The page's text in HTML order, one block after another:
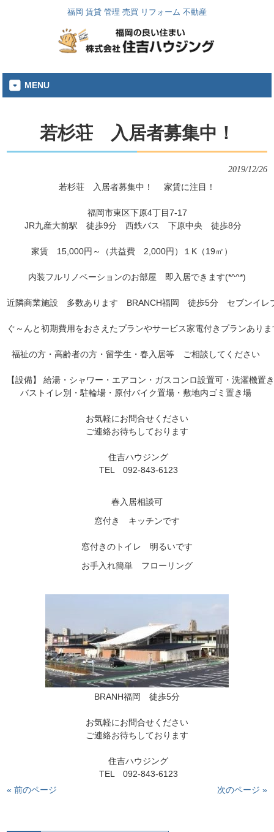
福岡 賃貸 管理 売買 リフォーム 不動産
MENU
若杉荘 入居者募集中！
2019/12/26
若杉荘　入居者募集中！　 家賃に注目！
福岡市東区下原4丁目7-17
JR九産大前駅　徒歩9分　西鉄バス　下原中央　徒歩8分
家賃　15,000円～（共益費　2,000円）１K（19㎡）
内装フルリノベーションのお部屋　即入居できます(*^^*)
近隣商業施設　多数あります　BRANCH福岡　徒歩5分　セブンイレ
ぐ～んと初期費用をおさえたプランやサービス家電付きプランあり
福祉の方・高齢者の方・留学生・春入居等　ご相談してください
【設備】 給湯・シャワー・エアコン・ガスコンロ設置可・洗濯機置
バストイレ別・駐輪場・原付バイク置場・敷地内ゴミ置き場
お気軽にお問合せください
ご連絡お待ちしております
住吉ハウジング
TEL　092-843-6123
窓付き　キッチンです
BRANH福岡　徒歩5分
お気軽にお問合せください
ご連絡お待ちしております
住吉ハウジング
« 前のページ
次のページ »